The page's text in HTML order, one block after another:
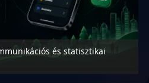
és statisztikai